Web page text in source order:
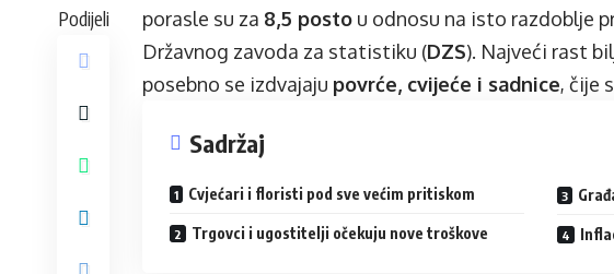
Podijeli
porasle su za 8,5 posto u odnosu na isto razdoblje
Državnog zavoda za statistiku (DZS). Najveći rast
posebno se izdvajaju povrće, cvijeće i sadnice, čije
Sadržaj
Cvjećari i floristi pod sve većim pritiskom
Trgovci i ugostitelji očekuju nove troškove